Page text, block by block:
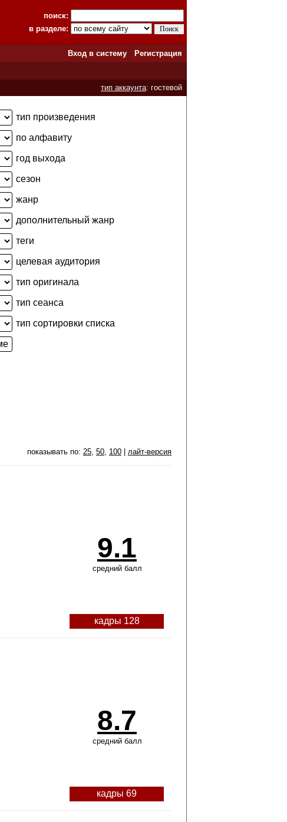
поиск:
в разделе:
Вход в систему
Регистрация
тип аккаунта: гостевой
тип произведения
по алфавиту
год выхода
сезон
жанр
дополнительный жанр
теги
целевая аудитория
тип оригинала
тип сеанса
тип сортировки списка
показывать по: 25, 50, 100 лайт-версия
9.1
средний балл
кадры 128
8.7
средний балл
кадры 69